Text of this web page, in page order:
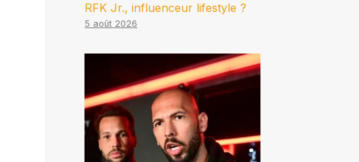
RFK Jr., influenceur lifestyle ?
5 août 2026